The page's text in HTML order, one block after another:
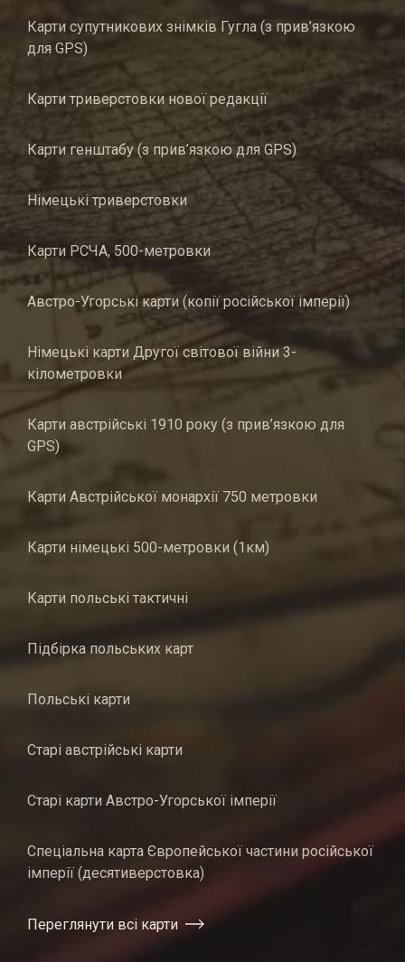
Карти супутникових знімків Гугла (з прив’язкою
для GPS)
Карти триверстовки нової редакції
Карти генштабу (з прив’язкою для GPS)
Німецькі триверстовки
Карти РСЧА, 500-метровки
Австро-Угорські карти (копії російської імперії)
Німецькі карти Другої світової війни 3-
кілометровки
Карти австрійські 1910 року (з прив’язкою для
GPS)
Карти Австрійської монархії 750 метровки
Карти німецькі 500-метровки (1км)
Карти польські тактичні
Підбірка польських карт
Польські карти
Старі австрійські карти
Старі карти Австро-Угорської імперії
Спеціальна карта Європейської частини російської
імперії (десятиверстовка)
Переглянути всі карти